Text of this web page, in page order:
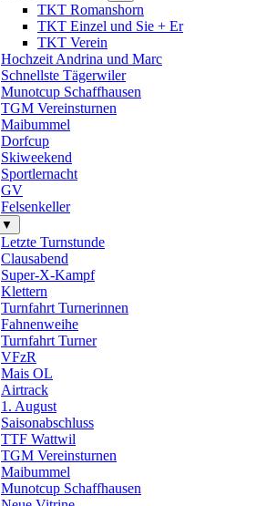
TKT Romanshorn
TKT Einzel und Sie + Er
TKT Verein
Hochzeit Andrina und Marc
Schnellste Tägerwiler
Munotcup Schaffhausen
TGM Vereinsturnen
Maibummel
Dorfcup
Skiweekend
Sportlernacht
GV
Felsenkeller
▼
Letzte Turnstunde
Clausabend
Super-X-Kampf
Klettern
Turnfahrt Turnerinnen
Fahnenweihe
Turnfahrt Turner
VFzR
Mais OL
Airtrack
1. August
Saisonabschluss
TTF Wattwil
TGM Vereinsturnen
Maibummel
Munotcup Schaffhausen